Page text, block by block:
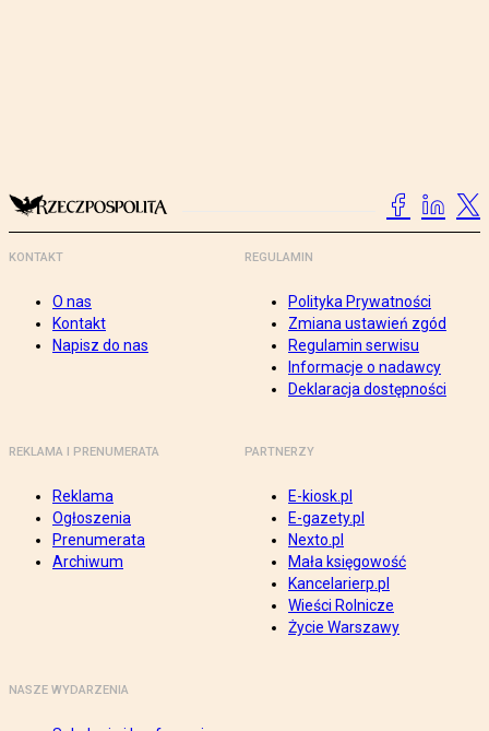
KONTAKT
O nas
Kontakt
Napisz do nas
REGULAMIN
Polityka Prywatności
Zmiana ustawień zgód
Regulamin serwisu
Informacje o nadawcy
Deklaracja dostępności
REKLAMA I PRENUMERATA
Reklama
Ogłoszenia
Prenumerata
Archiwum
PARTNERZY
E-kiosk.pl
E-gazety.pl
Nexto.pl
Mała księgowość
Kancelarierp.pl
Wieści Rolnicze
Życie Warszawy
NASZE WYDARZENIA